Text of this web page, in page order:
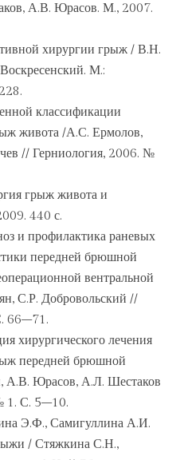
А.В. Юрасов. М., 2007.
хирургии грыж / В.Н.
М.:
классификации
живота /А.С. Ермолов,
// Герниология, 2006. №
грыж живота и
440 с.
и профилактика раневых
передней брюшной
вентральной
С.Р. Добровольский //
66–71.
хирургического лечения
передней брюшной
А.В. Юрасов, А.Л. Шестаков
1. С. 5–10.
Э.Ф., Самигуллина А.И.
/ Стяжкина С.Н.,